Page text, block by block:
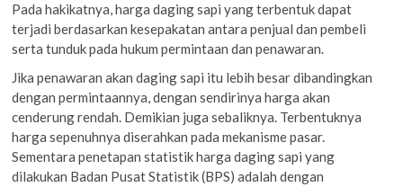
Pada hakikatnya, harga daging sapi yang terbentuk dapat
terjadi berdasarkan kesepakatan antara penjual dan pembeli
serta tunduk pada hukum permintaan dan penawaran.
Jika penawaran akan daging sapi itu lebih besar dibandingkan
dengan permintaannya, dengan sendirinya harga akan
cenderung rendah. Demikian juga sebaliknya. Terbentuknya
harga sepenuhnya diserahkan pada mekanisme pasar.
Sementara penetapan statistik harga daging sapi yang
dilakukan Badan Pusat Statistik (BPS) adalah dengan